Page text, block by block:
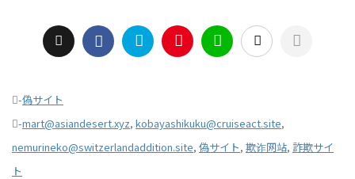
-偽サイト
-mart@asiandesert.xyz, kobayashikuku@cruiseact.site,
nemurineko@switzerlandaddition.site, 偽サイト, 欺诈网站, 詐欺サイ
ト